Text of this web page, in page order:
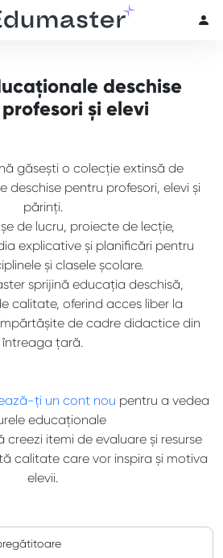
deschise
și elevi
găsești o colecție extinsă de
deschise pentru profesori, elevi și
părinți.
de lucru, proiecte de lecție,
explicative și planificări pentru
și clasele școlare.
sprijină educația deschisă,
calitate, oferind acces liber la
de cadre didactice din
întreaga țară.
ți un cont nou pentru a vedea
educaționale
creezi itemi de evaluare și resurse
calitate care vor inspira și motiva
elevii.